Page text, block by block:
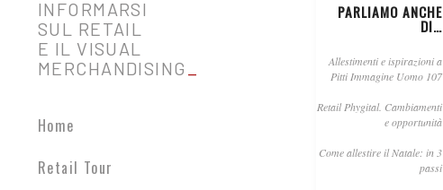
INFORMARSI
SUL RETAIL
E IL VISUAL
MERCHANDISING
Home
Retail Tour
PARLIAMO ANCHE
DI…
Allestimenti e ispirazioni a
Pitti Immagine Uomo 107
Retail Phygital. Cambiamenti
e opportunità
Come allestire il Natale: in 3
passi